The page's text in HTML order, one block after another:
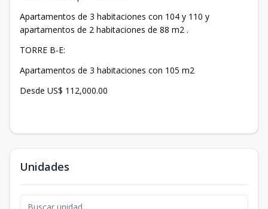
Apartamentos de 3 habitaciones con 104 y 110 y
apartamentos de 2 habitaciones de 88 m2 .
TORRE B-E:
Apartamentos de 3 habitaciones con 105 m2
Desde US$ 112,000.00
Unidades